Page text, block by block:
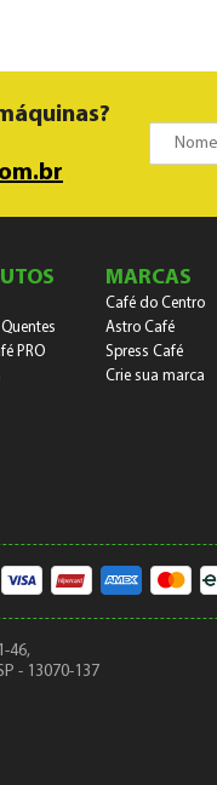
PRO
MARCAS
Café do Centro
Astro Café
Spress Café
Crie sua marca
46,
- 13070-137